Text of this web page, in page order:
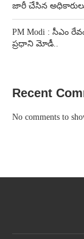
జారీ చేసిన
PM Modi : సీఎం
ప్రధాని మోడీ..
Recent
No comments to